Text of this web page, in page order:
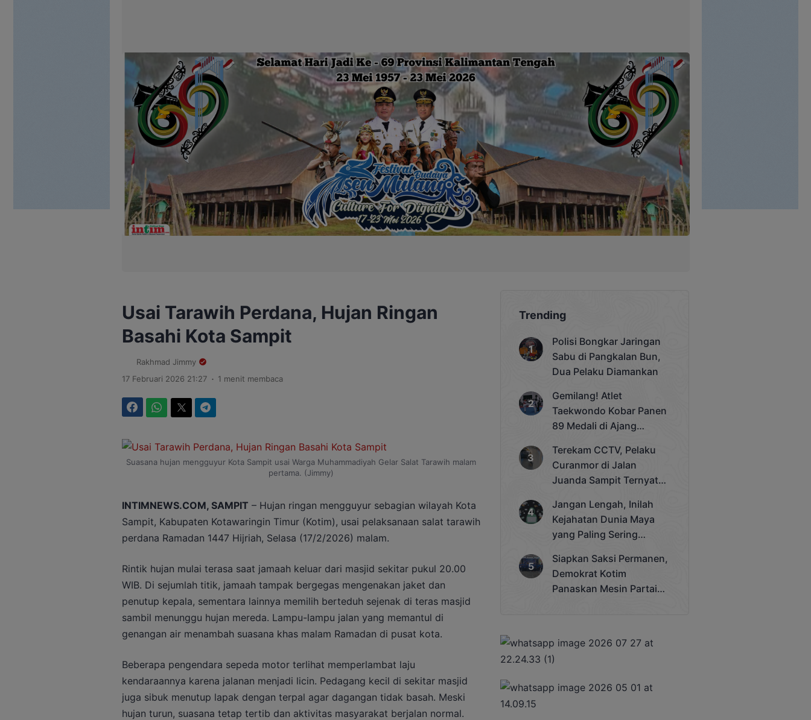
Usai Tarawih Perdana, Hujan Ringan
Basahi Kota Sampit
Rakhmad Jimmy
17 Februari 2026 21:27 . 1 menit membaca
Suasana hujan mengguyur Kota Sampit usai Warga Muhammadiyah Gelar Salat Tarawih malam
pertama. (Jimmy)
INTIMNEWS.COM, SAMPIT – Hujan ringan mengguyur sebagian wilayah Kota
Sampit, Kabupaten Kotawaringin Timur (Kotim), usai pelaksanaan salat tarawih
perdana Ramadan 1447 Hijriah, Selasa (17/2/2026) malam.
Rintik hujan mulai terasa saat jamaah keluar dari masjid sekitar pukul 20.00
WIB. Di sejumlah titik, jamaah tampak bergegas mengenakan jaket dan
penutup kepala, sementara lainnya memilih berteduh sejenak di teras masjid
sambil menunggu hujan mereda. Lampu-lampu jalan yang memantul di
genangan air menambah suasana khas malam Ramadan di pusat kota.
Beberapa pengendara sepeda motor terlihat memperlambat laju
kendaraannya karena jalanan menjadi licin. Pedagang kecil di sekitar masjid
juga sibuk menutup lapak dengan terpal agar dagangan tidak basah. Meski
hujan turun, suasana tetap tertib dan aktivitas masyarakat berjalan normal.
Trending
Polisi Bongkar Jaringan
Sabu di Pangkalan Bun,
Dua Pelaku Diamankan
Gemilang! Atlet
Taekwondo Kobar Panen
89 Medali di Ajang
Cup 2025
Terekam CCTV, Pelaku
Curanmor di Jalan
Juanda Sampit Ternyata
Jangan Lengah, Inilah
Kejahatan Dunia Maya
yang Paling Sering
Siapkan Saksi Permanen,
Demokrat Kotim
Panaskan Mesin Partai